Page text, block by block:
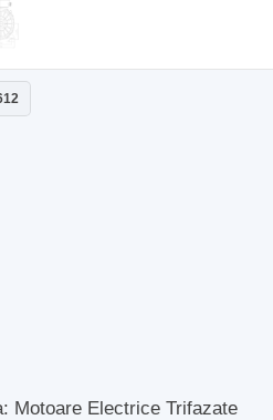
Motoare Electrice Trifazate